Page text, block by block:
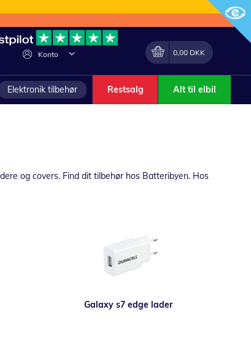
Konto
Lave
Min indkøbskurv
0,00 DKK
Elektronik tilbehør Restsalg Alt til elbil
og covers. Find dit tilbehør hos Batteribyen. Hos
Galaxy s7 edge lader